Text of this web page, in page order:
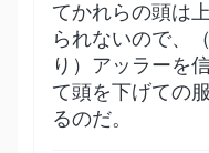
てかれらの頭は
られないので、
り）アッラーを
て頭を下げての
るのだ。